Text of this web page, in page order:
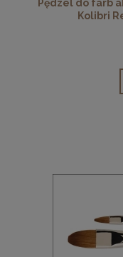
Pędzel do farb
Kolibri